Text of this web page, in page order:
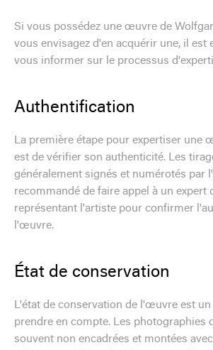
Si vous possédez une œuvre de
vous envisagez d'en acquérir une, il est
vous informer sur le processus
Authentification
La première étape pour expertiser une
est de vérifier son authenticité. Les
généralement signés et numérotés par
recommandé de faire appel à un expert
représentant l'artiste pour confirmer
l'œuvre.
État de conservation
L'état de conservation de l'œuvre est
prendre en compte. Les photographies
souvent non encadrées et montées